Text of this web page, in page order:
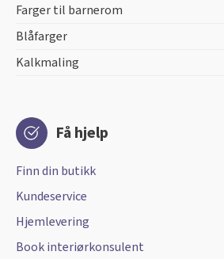
Farger til barnerom
Blåfarger
Kalkmaling
Få hjelp
Finn din butikk
Kundeservice
Hjemlevering
Book interiørkonsulent